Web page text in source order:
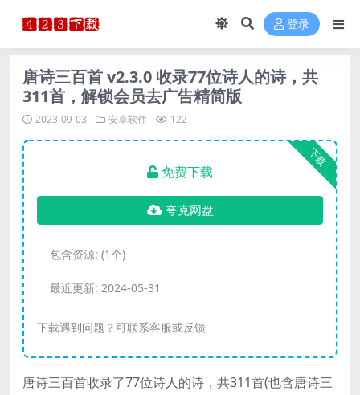
登录
唐诗三百首 v2.3.0 收录77位诗人的诗，共
311首，解锁会员去广告精简版
2023-09-03 安卓软件 122
下载
免费下载
夸克网盘
包含资源: (1个)
最近更新: 2024-05-31
下载遇到问题？可联系客服或反馈
唐诗三百首收录了77位诗人的诗，共311首(也含唐诗三